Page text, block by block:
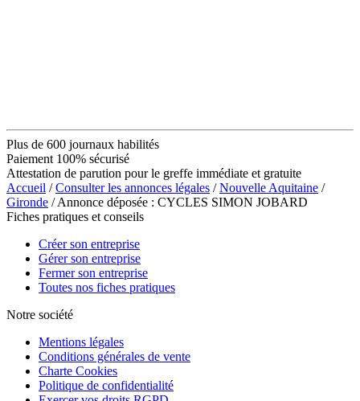
Plus de 600 journaux habilités
Paiement 100% sécurisé
Attestation de parution pour le greffe immédiate et gratuite
Accueil /Consulter les annonces légales /Nouvelle Aquitaine /
Gironde / Annonce déposée : CYCLES SIMON JOBARD
Fiches pratiques et conseils
Créer son entreprise
Gérer son entreprise
Fermer son entreprise
Toutes nos fiches pratiques
Notre société
Mentions légales
Conditions générales de vente
Charte Cookies
Politique de confidentialité